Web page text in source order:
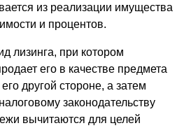
из реализации имущества
и процентов.
лизинга, при котором
его в качестве предмета
другой стороне, а затем
законодательству
вычитаются для целей